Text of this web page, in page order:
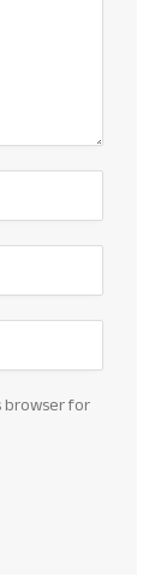
browser for